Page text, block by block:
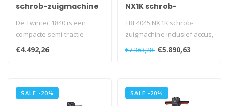
schrob-zuigmachine
De Twintec 1840 is een
compacte semi-tractie
schrobzuigmachine
uitgerust met een..
€4.492,26
NX1K schrob-
TBL4045 NX1K schrob-
zuigmachine inclusief accus,
lader, borstel en NSP..
€7.363,28 €5.890,63
SALE -20% SALE -20%